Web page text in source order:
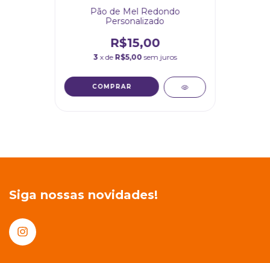
Pão de Mel Redondo
Personalizado
R$15,00
3 x de R$5,00 sem juros
Siga nossas novidades!